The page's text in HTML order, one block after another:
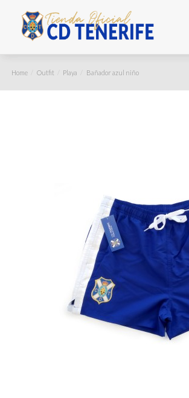
Home Outfit Playa Bañador azul niño